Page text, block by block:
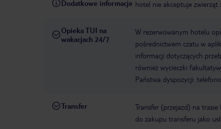
Dodatkowe informacje hotel nie akceptuje
Opieka TUI na
wakacjach 24/7
W rezerwowanym hotelu
pośrednictwem czatu w
informacji dotyczących
również wycieczki
Państwa dyspozycji:
Transfer
Transfer (przejazd) na
do zakupu transferu jako